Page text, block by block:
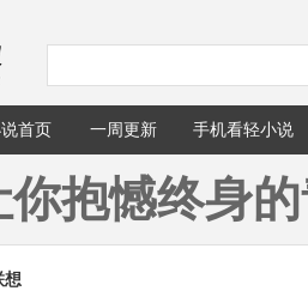
首页 一周更新 手机看轻小说
你抱憾终身
想